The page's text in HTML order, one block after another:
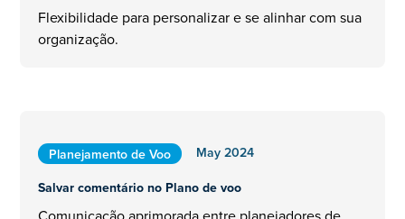
Flexibilidade para personalizar e se alinhar com sua
organização.
Planejamento de Voo
May 2024
Salvar comentário no Plano de voo